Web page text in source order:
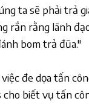
ta sẽ phải trả
rắn rằng lãnh
bom trả đũa."
đe dọa tấn
biết vụ tấn